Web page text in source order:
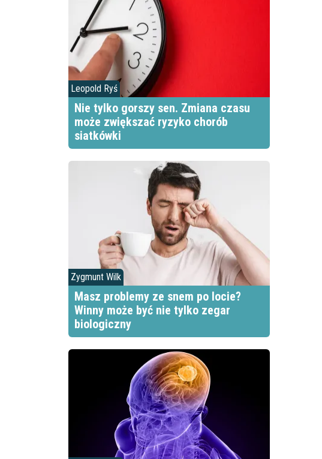
Leopold Ryś
Nie tylko gorszy sen. Zmiana czasu
może zwiększać ryzyko chorób
siatkówki
Zygmunt Wilk
Masz problemy ze snem po locie?
Winny może być nie tylko zegar
biologiczny